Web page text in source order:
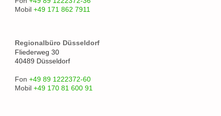
Mobil +49 171 862 7911
Regionalbüro Düsseldorf
Fliederweg 30
40489 Düsseldorf
Fon +49 89 1222372-60
Mobil +49 170 81 600 91